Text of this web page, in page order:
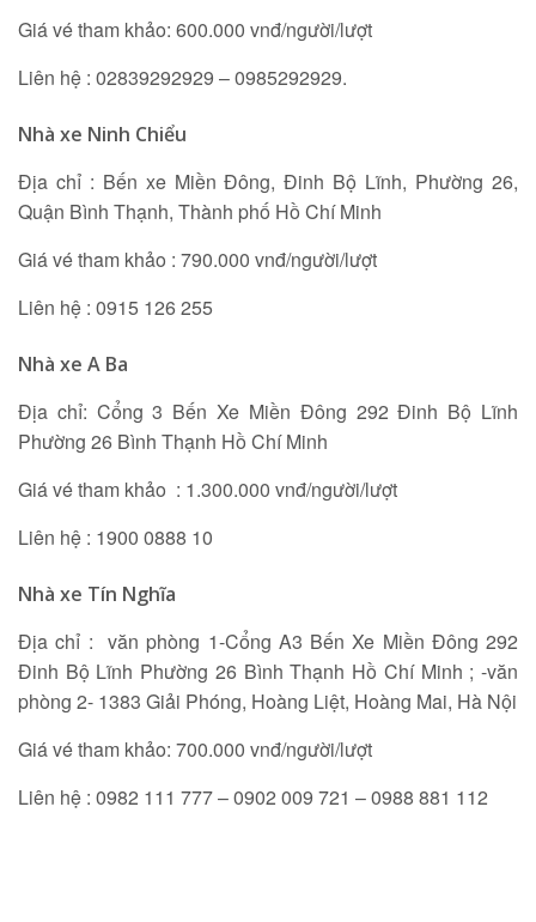
Giá vé tham khảo: 600.000 vnđ/người/lượt
Liên hệ : 02839292929 – 0985292929.
Nhà xe Ninh Chiểu
Địa chỉ : Bến xe Miền Đông, Đinh Bộ Lĩnh, Phường 26,
Quận Bình Thạnh, Thành phố Hồ Chí Minh
Giá vé tham khảo : 790.000 vnđ/người/lượt
Liên hệ : 0915 126 255
Nhà xe A Ba
Địa chỉ: Cổng 3 Bến Xe Miền Đông 292 Đinh Bộ Lĩnh
Phường 26 Bình Thạnh Hồ Chí Minh
Giá vé tham khảo : 1.300.000 vnđ/người/lượt
Liên hệ : 1900 0888 10
Nhà xe Tín Nghĩa
Địa chỉ : văn phòng 1-Cổng A3 Bến Xe Miền Đông 292
Đinh Bộ Lĩnh Phường 26 Bình Thạnh Hồ Chí Minh ; -văn
phòng 2- 1383 Giải Phóng, Hoàng Liệt, Hoàng Mai, Hà Nội
Giá vé tham khảo: 700.000 vnđ/người/lượt
Liên hệ : 0982 111 777 – 0902 009 721 – 0988 881 112